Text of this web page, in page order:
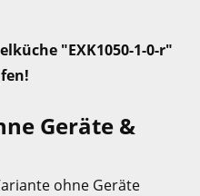
"EXK1050-1-0-r"
Geräte &
ohne Geräte